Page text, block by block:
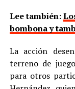
Lee también:
bombona y
La acción
terreno de
para otros